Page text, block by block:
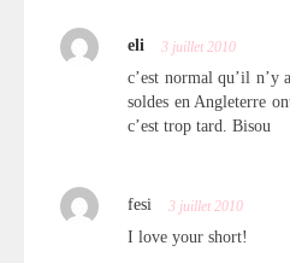
eli 3 juillet 2010
c’est normal qu’il n’y
soldes en Angleterre
c’est trop tard. Bisou
fesi 3 juillet 2010
I love your short!